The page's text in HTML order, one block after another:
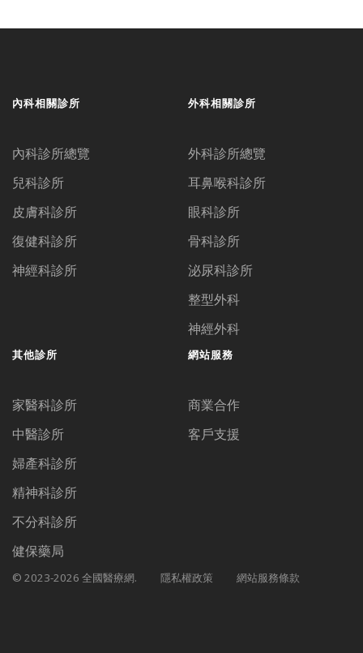
內科相關診所
內科診所總覽
兒科診所
皮膚科診所
復健科診所
神經科診所
外科相關診所
外科診所總覽
耳鼻喉科診所
眼科診所
骨科診所
泌尿科診所
整型外科
神經外科
其他診所
家醫科診所
中醫診所
婦產科診所
精神科診所
不分科診所
健保藥局
網站服務
商業合作
客戶支援
© 2023-2026 全國醫療網. 隱私權政策 網站服務條款